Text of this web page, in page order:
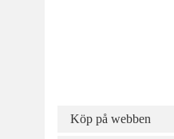
Köp på webben